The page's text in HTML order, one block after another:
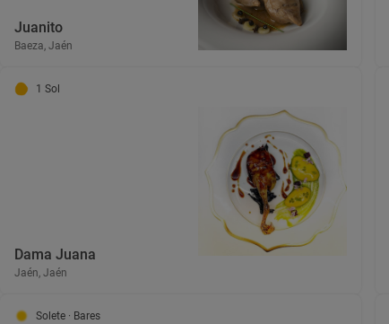
Juanito
Baeza, Jaén
1 Sol
Dama Juana
Jaén, Jaén
Solete · Bares